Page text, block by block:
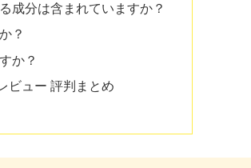
成分は含まれていますか？
？
か？
ビュー 評判まとめ